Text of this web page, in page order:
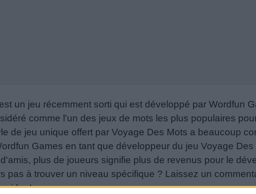
un jeu récemment sorti qui est développé par Wordfun
comme l'un des jeux de mots les plus populaires
de jeu unique offert par Voyage Des Mots a beaucoup
Games en tant que développeur du jeu Voyage
plus de joueurs signifie plus de revenus pour le
pas à trouver un niveau spécifique ? Laissez un
aider !